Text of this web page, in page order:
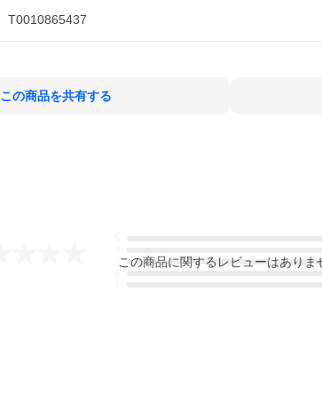
T0010865437
この商品を共有する
この商品に関するレビューはありま